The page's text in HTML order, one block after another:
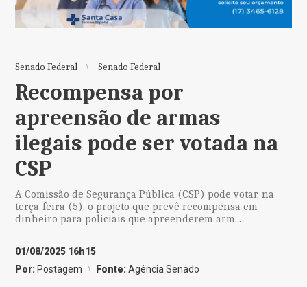
Senado Federal Senado Federal
Recompensa por
apreensão de armas
ilegais pode ser votada na
CSP
A Comissão de Segurança Pública (CSP) pode votar, na
terça-feira (5), o projeto que prevê recompensa em
dinheiro para policiais que apreenderem arm...
01/08/2025 16h15
Por: Postagem Fonte:Agência Senado